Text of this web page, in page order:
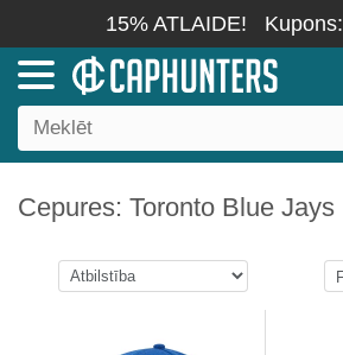
15% ATLAIDE! Kupons:
Cepures: Toronto Blue Jays